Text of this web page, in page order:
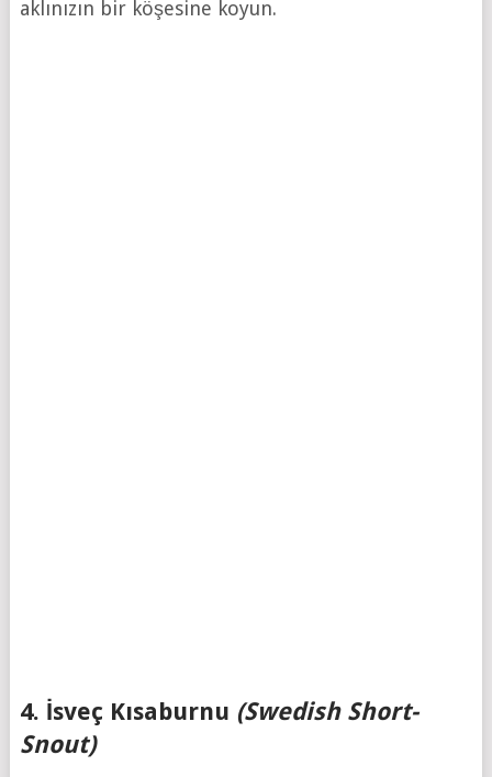
aklınızın bir köşesine koyun.
4. İsveç Kısaburnu (Swedish Short-
Snout)